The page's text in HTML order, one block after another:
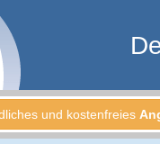
und kostenfreies